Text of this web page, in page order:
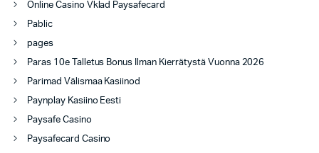
Online Casino Vklad Paysafecard
Pablic
pages
Paras 10e Talletus Bonus Ilman Kierrätystä Vuonna 2026
Parimad Välismaa Kasiinod
Paynplay Kasiino Eesti
Paysafe Casino
Paysafecard Casino